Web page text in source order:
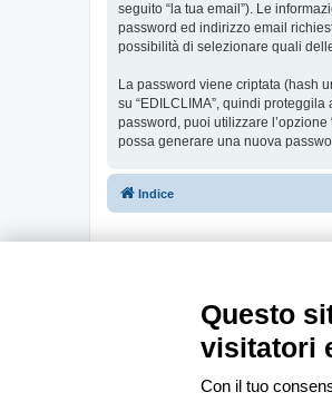
seguito “la tua email”). Le
password ed indirizzo email
possibilità di selezionare quali
La password viene criptata (hash
su “EDILCLIMA”, quindi
password, puoi utilizzare
possa generare una nuova
Indice
Questo
visitatori
Con il tuo